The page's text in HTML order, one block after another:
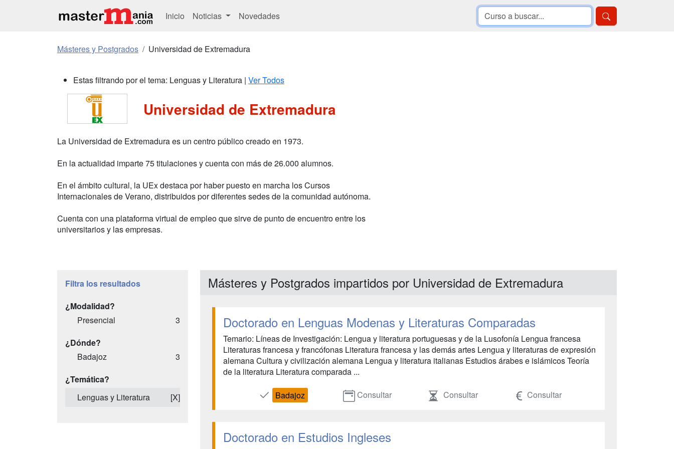
Inicio Noticias Novedades
Másteres y Postgrados Universidad de Extremadura
Estas filtrando por el tema: Lenguas y Literatura | Ver Todos
Universidad de Extremadura
La Universidad de Extremadura es un centro público creado en 1973.
En la actualidad imparte 75 titulaciones y cuenta con más de 26.000 alumnos.
En el ámbito cultural, la UEx destaca por haber puesto en marcha los Cursos
Internacionales de Verano, distribuidos por diferentes sedes de la comunidad autónoma.
Cuenta con una plataforma virtual de empleo que sirve de punto de encuentro entre los
universitarios y las empresas.
Filtra los resultados
¿Modalidad?
Presencial
3
¿Dónde?
Badajoz
3
¿Temática?
Lenguas y Literatura
[X]
Másteres y Postgrados impartidos por Universidad de Extremadura
Doctorado en Lenguas Modenas y Literaturas Comparadas
Temario: Líneas de Investigación: Lengua y literatura portuguesas y de la Lusofonía Lengua francesa
Literaturas francesa y francófonas Literatura francesa y las demás artes Lengua y literaturas de expresión
alemana Cultura y civilización alemana Lengua y literatura italianas Estudios árabes e islámicos Teoría
de la literatura Literatura comparada ...
Badajoz Consultar Consultar Consultar
Doctorado en Estudios Ingleses